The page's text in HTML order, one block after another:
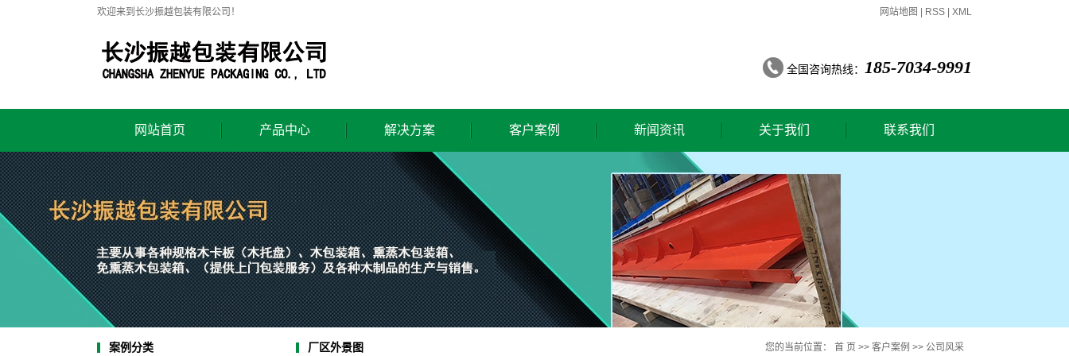
欢迎来到长沙振越包装有限公司！ 网站地图 RSS XML
全国咨询热线： 185-7034-9991
网站首页 产品中心
木箱
包装箱
木托盘
免熏蒸托盘
围框
解决方案
解决方案
客户案例 新闻资讯
行业新闻
技术知识
关于我们
联系我们
联系我们
案例分类 厂区外景图 您的当前位置： 首 页 >> 客户案例 >> 公司风采